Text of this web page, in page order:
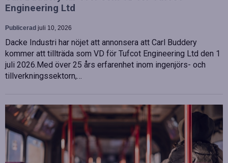
Engineering Ltd
Publicerad juli 10, 2026
Dacke Industri har nöjet att annonsera att Carl Buddery
kommer att tillträda som VD för Tufcot Engineering Ltd den 1
juli 2026.Med över 25 års erfarenhet inom ingenjörs- och
tillverkningssektorn,…